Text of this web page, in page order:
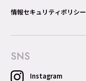
情報セキュリティポリシー
SNS
Instagram